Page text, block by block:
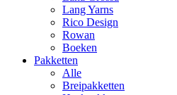
Lang Yarns
Rico Design
Rowan
Boeken
Pakketten
Alle
Breipakketten